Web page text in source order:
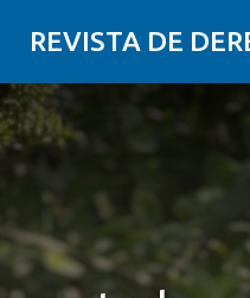
REVISTA DE